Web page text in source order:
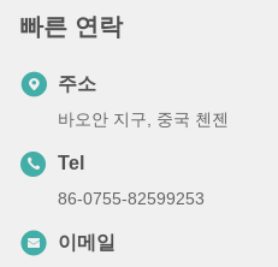
빠른 연락
주소
바오안 지구, 중국 첸젠
Tel
86-0755-82599253
이메일